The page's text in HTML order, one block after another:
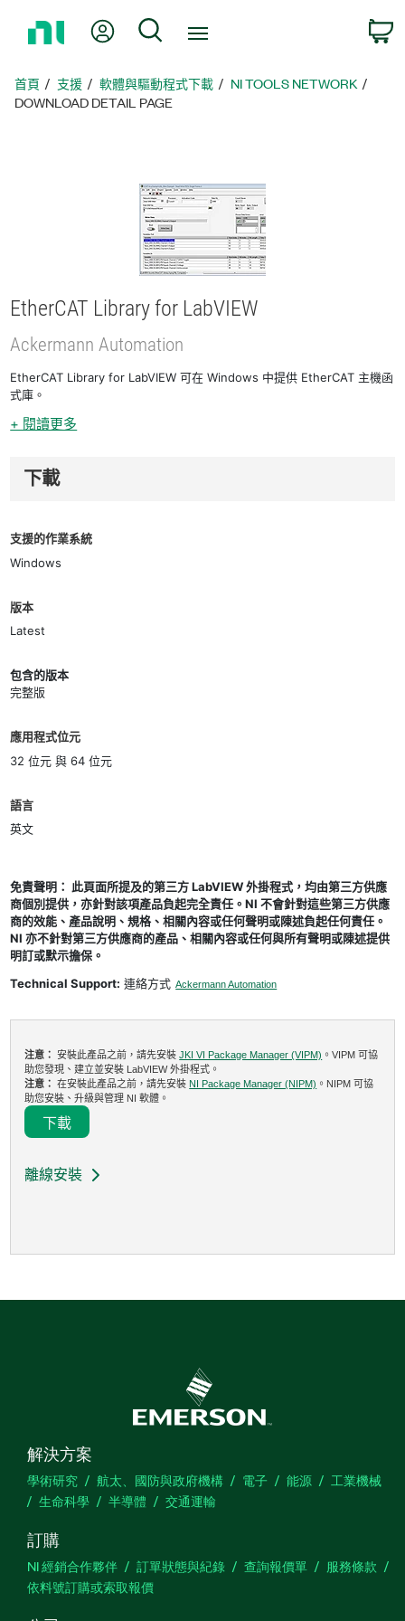
頁
我的帳號 搜尋
首頁 支援 軟體與驅動程式下載
NI TOOLS NETWORK
DOWNLOAD DETAIL PAGE
EtherCAT Library for LabVIEW
Ackermann Automation
EtherCAT Library for LabVIEW 可在 Windows 中提供 EtherCAT 主機函
式庫。
+ 閱讀更多
下載
支援的作業系統
Windows
版本
Latest
包含的版本
完整版
應用程式位元
32 位元 與 64 位元
語言
英文
免責聲明： 此頁面所提及的第三方 LabVIEW 外掛程式，均由第三方供應
商個別提供，亦針對該項產品負起完全責任。NI 不會針對這些第三方供應
商的效能、產品說明、規格、相關內容或任何聲明或陳述負起任何責任。
NI 亦不針對第三方供應商的產品、相關內容或任何與所有聲明或陳述提供
明訂或默示擔保。
Technical Support: 連絡方式 Ackermann Automation
注意：安裝此產品之前，請先安裝JKI VI Package Manager (VIPM) 。VIPM 可協
助您發現、建立並安裝 LabVIEW 外掛程式。
注意：在安裝此產品之前，請先安裝 NI Package Manager (NIPM) 。NIPM 可協
助您安裝、升級與管理 NI 軟體。
下載
離線安裝
解決方案
學術研究 航太、國防與政府機構 電子 能源
工業機械
生命科學
半導體 交通運輸
訂購
NI 經銷合作夥伴 訂單狀態與紀錄 查詢報價單
服務條款
依料號訂購或索取報價